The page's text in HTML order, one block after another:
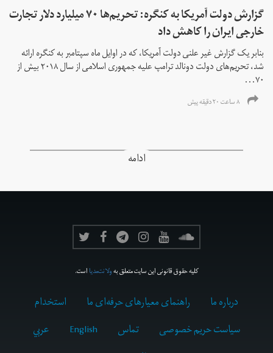
گزارش دولت آمریکا به کنگره: تحریم‌ها ۷۰ میلیارد دلار تجارت
خارجی ایران را کاهش داد
بنابر یک گزارش غیر علنی دولت آمریکا، که در اوایل ماه سپتامبر به کنگره ارائه
شد، تحریم‌های دولت دونالد ترامپ علیه جمهوری اسلامی از سال ۲۰۱۸ بیش از
۷۰...
۸ ساعت ۲۰ دقیقه پیش
ادامه
کلیه حقوق قانونی این سایت متعلق بهولانت‌مدیااست.
درباره ما راهنمای معیارهای حرفه‌ای ما
استخدام
سیاست حریم خصوصی
تماس English
عربي